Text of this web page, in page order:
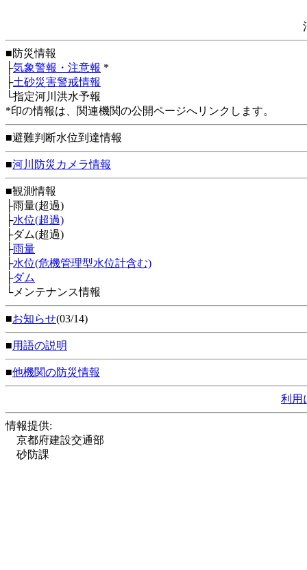
■防災情報
├気象警報・注意報 *
├土砂災害警戒情報
└指定河川洪水予報
*印の情報は、関連機関の公開ページへリンクします。
■避難判断水位到達情報
■河川防災カメラ情報
■観測情報
├雨量(超過)
├水位(超過)
├ダム(超過)
├雨量
├水位(危機管理型水位計含む)
├ダム
└メンテナンス情報
■お知らせ(03/14)
■用語の説明
■他機関の防災情報
利用
情報提供:
京都府建設交通部
砂防課